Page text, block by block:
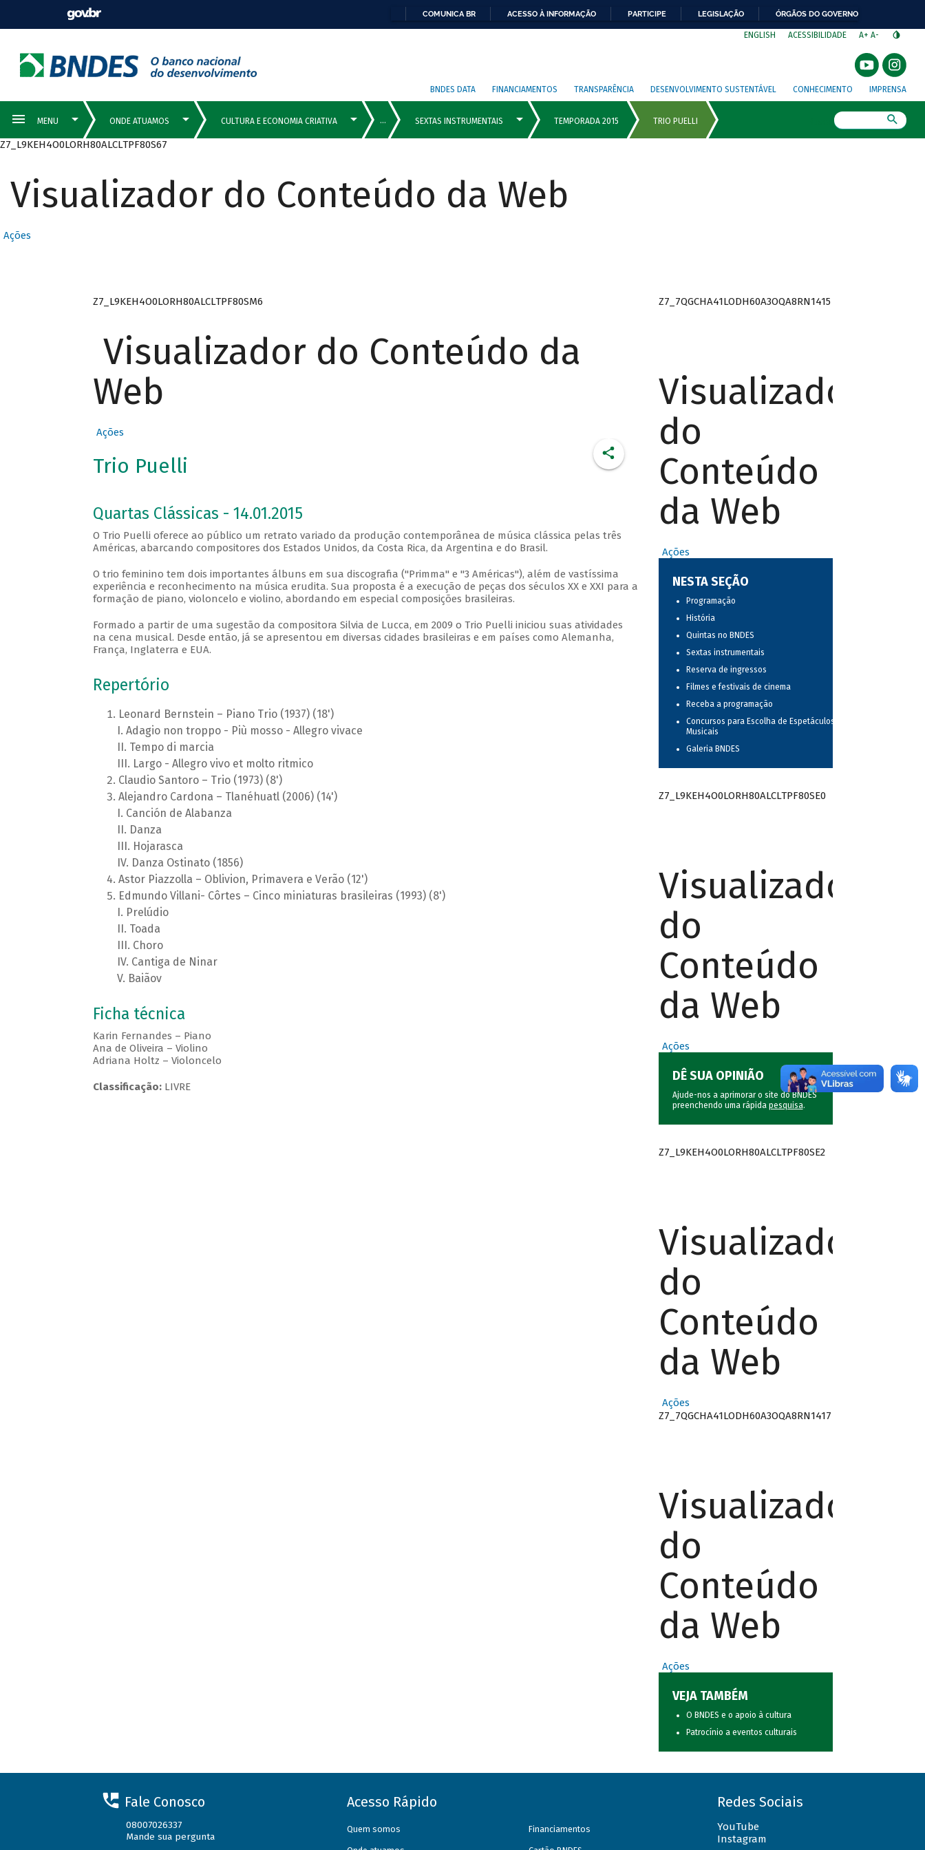
COMUNICA BR ACESSO À INFORMAÇÃO PARTICIPE LEGISLAÇÃO ÓRGÃOS DO GOVERNO
ENGLISH ACESSIBILIDADE A+ A-
BNDES DATA FINANCIAMENTOS TRANSPARÊNCIA DESENVOLVIMENTO SUSTENTÁVEL CONHECIMENTO IMPRENSA
Z7_L9KEH4O0LORH80ALCLTPF80S67
Visualizador do Conteúdo da Web
Ações
Z7_L9KEH4O0LORH80ALCLTPF80SM6
Visualizador do Conteúdo da
Web
Ações
Trio Puelli
Quartas Clássicas - 14.01.2015
O Trio Puelli oferece ao público um retrato variado da produção contemporânea de música clássica pelas três
Américas, abarcando compositores dos Estados Unidos, da Costa Rica, da Argentina e do Brasil.
O trio feminino tem dois importantes álbuns em sua discografia ("Primma" e "3 Américas"), além de vastíssima
experiência e reconhecimento na música erudita. Sua proposta é a execução de peças dos séculos XX e XXI para a
formação de piano, violoncelo e violino, abordando em especial composições brasileiras.
Formado a partir de uma sugestão da compositora Silvia de Lucca, em 2009 o Trio Puelli iniciou suas atividades
na cena musical. Desde então, já se apresentou em diversas cidades brasileiras e em países como Alemanha,
França, Inglaterra e EUA.
Repertório
Leonard Bernstein – Piano Trio (1937) (18')
Adagio non troppo - Più mosso - Allegro vivace
Tempo di marcia
Largo - Allegro vivo et molto ritmico
Claudio Santoro – Trio (1973) (8')
Alejandro Cardona – Tlanéhuatl (2006) (14')
Canción de Alabanza
Danza
Hojarasca
Danza Ostinato (1856)
Astor Piazzolla – Oblivion, Primavera e Verão (12')
Edmundo Villani- Côrtes – Cinco miniaturas brasileiras (1993) (8')
Prelúdio
Toada
Choro
Cantiga de Ninar
Baiãov
Ficha técnica
Karin Fernandes – Piano
Ana de Oliveira – Violino
Adriana Holtz – Violoncelo
Classificação:LIVRE
Z7_7QGCHA41LODH60A3OQA8RN1415
Visualizador
do
Conteúdo
da Web
Ações
NESTA SEÇÃO
Programação
História
Quintas no BNDES
Sextas instrumentais
Reserva de ingressos
Filmes e festivais de cinema
Receba a programação
Concursos para Escolha de Espetáculos
Musicais
Galeria BNDES
Z7_L9KEH4O0LORH80ALCLTPF80SE0
Visualizador
do
Conteúdo
da Web
Ações
DÊ SUA OPINIÃO
Ajude-nos a aprimorar o site do BNDES
preenchendo uma rápida pesquisa.
Z7_L9KEH4O0LORH80ALCLTPF80SE2
Visualizador
do
Conteúdo
da Web
Ações
Z7_7QGCHA41LODH60A3OQA8RN1417
Visualizador
do
Conteúdo
da Web
Ações
VEJA TAMBÉM
O BNDES e o apoio à cultura
Patrocínio a eventos culturais
Fale Conosco
08007026337
Mande sua pergunta
Acesso Rápido
Quem somos Financiamentos
Redes Sociais
YouTube
Instagram